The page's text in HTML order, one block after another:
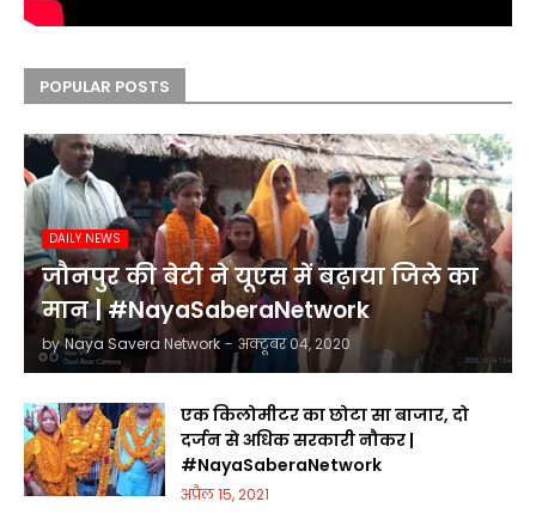
POPULAR POSTS
DAILY NEWS
जौनपुर की बेटी ने यूएस में बढ़ाया जिले का
मान | #NayaSaberaNetwork
by Naya Savera Network - अक्टूबर 04, 2020
एक किलोमीटर का छोटा सा बाजार, दो
दर्जन से अधिक सरकारी नौकर |
#NayaSaberaNetwork
अप्रैल 15, 2021